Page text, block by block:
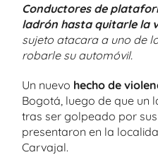
Conductores de
ladrón hasta quitarle la
sujeto atacara a uno de
robarle su automóvil.
Un nuevo hecho de
Bogotá, luego de que un
tras ser golpeado por
presentaron en la
Carvajal.